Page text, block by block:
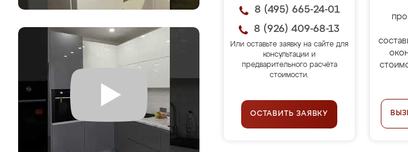
8 (495) 665-24-01
8 (926) 409-68-13
Или оставьте заявку на сайте для
консультации и
предварительного расчёта
стоимости.
ОСТАВИТЬ ЗАЯВКУ